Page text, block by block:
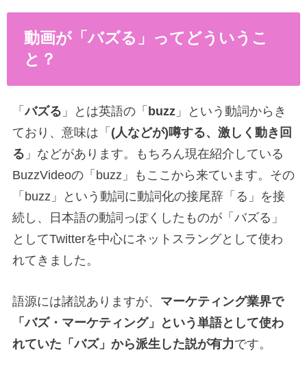
動画が「バズる」ってどういうこ
と？
「バズる 」とは英語の「 buzz 」という動詞からき
ており、意味は「 (人などが)噂する、激しく動き回
る 」などがあります。もちろん現在紹介している
BuzzVideoの「 buzz 」もここから来ています。その
「 buzz 」という動詞に動詞化の接尾辞「る」を接
続し、日本語の動詞っぽくしたものが「バズる」
としてTwitterを中心にネットスラングとして使わ
れてきました。
語源には諸説ありますが、 マーケティング業界で
「バズ・マーケティング」という単語として使わ
れていた「バズ」から派生した説が有力です。